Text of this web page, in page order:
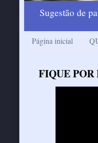
Sugestão de
Página inicial
FIQUE POR